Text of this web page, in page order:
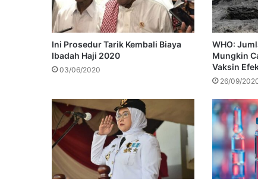
Ini Prosedur Tarik Kembali Biaya
Ibadah Haji 2020
03/06/2020
WHO:
Mungkin
Vaksin
26/09/